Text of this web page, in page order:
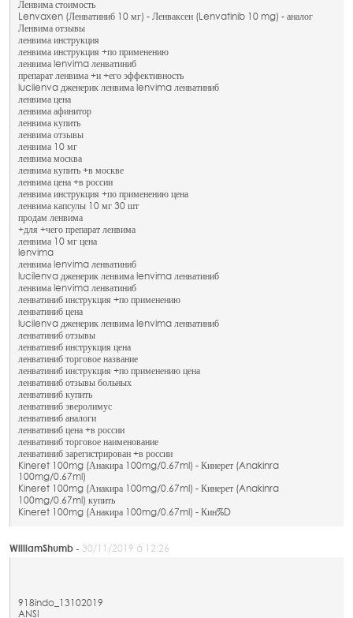
Ленвима стоимость
Lenvaxen (Ленватиниб 10 мг) - Ленваксен (Lenvatinib 10 mg) - аналог
Ленвима отзывы
ленвима инструкция
ленвима инструкция +по применению
ленвима lenvima ленватиниб
препарат ленвима +и +его эффективность
lucilenva дженерик ленвима lenvima ленватиниб
ленвима цена
ленвима афинитор
ленвима купить
ленвима отзывы
ленвима 10 мг
ленвима москва
ленвима купить +в москве
ленвима цена +в россии
ленвима инструкция +по применению цена
ленвима капсулы 10 мг 30 шт
продам ленвима
+для +чего препарат ленвима
ленвима 10 мг цена
lenvima
ленвима lenvima ленватиниб
lucilenva дженерик ленвима lenvima ленватиниб
ленвима lenvima ленватиниб
ленватиниб инструкция +по применению
ленватиниб цена
lucilenva дженерик ленвима lenvima ленватиниб
ленватиниб отзывы
ленватиниб инструкция цена
ленватиниб торговое название
ленватиниб инструкция +по применению цена
ленватиниб отзывы больных
ленватиниб купить
ленватиниб эверолимус
ленватиниб аналоги
ленватиниб цена +в россии
ленватиниб торговое наименование
ленватиниб зарегистрирован +в россии
Kineret 100mg (Анакира 100mg/0.67ml) - Кинерет (Anakinra
100mg/0.67ml)
Kineret 100mg (Анакира 100mg/0.67ml) - Кинерет (Anakinra
100mg/0.67ml) купить
Kineret 100mg (Анакира 100mg/0.67ml) - Кин%D
WilliamShumb - 30/11/2019 à 12:26
918indo_13102019
ANSI